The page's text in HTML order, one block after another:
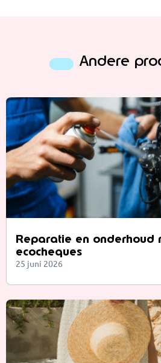
Andere
Reparatie en onderhoud
ecocheques
25 juni 2026